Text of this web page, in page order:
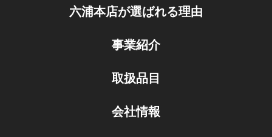
六浦本店が選ばれる理由
事業紹介
取扱品目
会社情報